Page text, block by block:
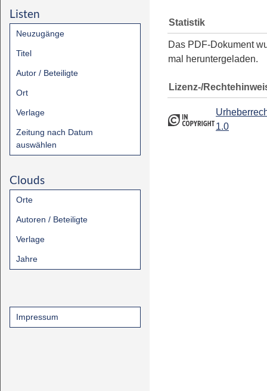
Listen
Neuzugänge
Titel
Autor / Beteiligte
Ort
Verlage
Zeitung nach Datum
auswählen
Clouds
Orte
Autoren / Beteiligte
Verlage
Jahre
Impressum
Statistik
Das PDF-Dokument
mal heruntergeladen.
Lizenz-/
1.0